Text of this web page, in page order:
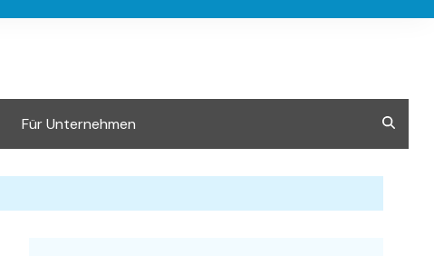
Für Unternehmen